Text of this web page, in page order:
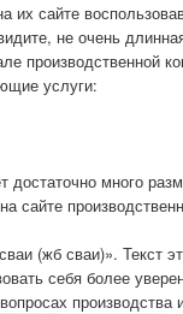
их сайте
не очень
услуги:
достаточно много
сайте
(жб сваи)». Текст
себя более